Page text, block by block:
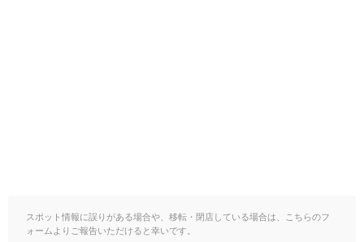
スポット情報に誤りがある場合や、移転・閉店している場合は、こちらのフ
ォームよりご報告いただけると幸いです。